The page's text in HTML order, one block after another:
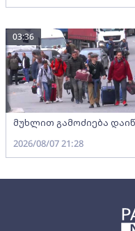
მუხლით გამოძიება
03:36
2026/08/07 21:28